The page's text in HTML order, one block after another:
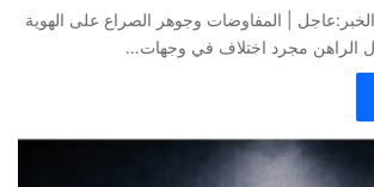
| المفاوضات وجوهر الصراع على الهوية
الراهن مجرد اختلاف في وجهات…